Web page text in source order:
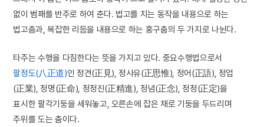
없이 범패를 반주로 하여 춘다. 법고를 치는 동작을 내용으로 하는
법고춤과, 복잡한 리듬을 내용으로 하는 홍구춤의 두 가지로 나뉜다.
타주는 수행을 다짐한다는 뜻을 가지고 있다. 중요수행법으로서
팔정도(八正道)인 정견(正見), 정사유(正思惟), 정어(正語), 정업
(正業), 정명(正命), 정정진(正精進), 정념(正念), 정정(正定)을
표시한 팔각기둥을 세워놓고, 오른손에 잡은 채로 기둥을 두드리며
주위를 도는 춤이다.